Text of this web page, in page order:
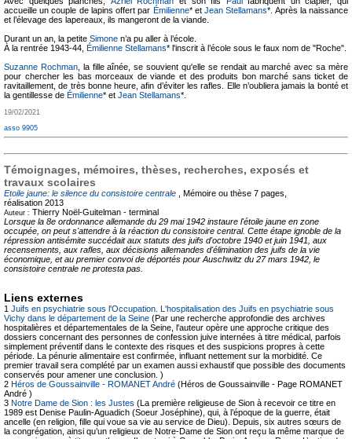
accueille un couple de lapins offert par Émilienne* etJean Stellamans*. Après la naissance
et l’élevage des lapereaux, ils mangeront de la viande.
Durant un an, la petite Simone n’a pu aller à l’école.
À la rentrée 1943-44, Émilienne Stellamans* l'inscrit à l’école sous le faux nom de "Roche".
Suzanne Rochman, la fille aînée, se souvient qu'elle se rendait au marché avec sa mère
pour chercher les bas morceaux de viande et des produits bon marché sans ticket de
ravitaillement, de très bonne heure, afin d’éviter les rafles. Elle n’oubliera jamais la bonté et
la gentillesse de Émilienne* et Jean Stellamans*.
19/02/2021
asso 9905
Témoignages, mémoires, thèses, recherches, exposés et
travaux scolaires
Etoile jaune: le silence du consistoire centrale , Mémoire ou thèse 7 pages,
réalisation 2013
Auteur : Thierry Noël-Guitelman - terminal
Lorsque la 8e ordonnance allemande du 29 mai 1942 instaure l'étoile jaune en zone
occupée, on peut s'attendre à la réaction du consistoire central. Cette étape ignoble de la
répression antisémite succédait aux statuts des juifs d'octobre 1940 et juin 1941, aux
recensements, aux rafles, aux décisions allemandes d'élimination des juifs de la vie
économique, et au premier convoi de déportés pour Auschwitz du 27 mars 1942, le
consistoire centrale ne protesta pas.
Liens externes
1 Juifs en psychiatrie sous l'Occupation. L'hospitalisation des Juifs en psychiatrie sous
Vichy dans le département de la Seine (Par une recherche approfondie des archives
hospitalières et départementales de la Seine, l'auteur opère une approche critique des
dossiers concernant des personnes de confession juive internées à titre médical, parfois
simplement préventif dans le contexte des risques et des suspicions propres à cette
période. La pénurie alimentaire est confirmée, influant nettement sur la morbidité. Ce
premier travail sera complété par un examen aussi exhaustif que possible des documents
conservés pour amener une conclusion. )
2 Héros de Goussainville - ROMANET André (Héros de Goussainville - Page ROMANET
André )
3 Notre Dame de Sion : les Justes (La première religieuse de Sion à recevoir ce titre en
1989 est Denise Paulin-Aguadich (Soeur Joséphine), qui, à l’époque de la guerre, était
ancelle (en religion, fille qui voue sa vie au service de Dieu). Depuis, six autres sœurs de
la congrégation, ainsi qu’un religieux de Notre-Dame de Sion ont reçu la même marque de